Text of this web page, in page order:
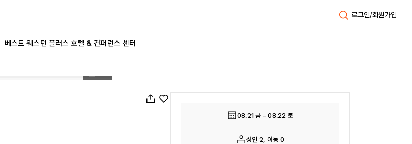
로그인/회원가입
베스트 웨스턴 플러스 호텔 & 컨퍼런스 센터
08.21 금 - 08.22 토
성인 2, 아동 0